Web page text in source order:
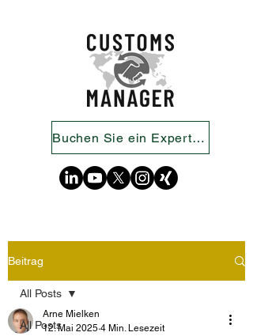
Buchen Sie ein Expertengespräch
Beitrag
All Posts
All Posts
Arne Mielken
12. Mai 2025 4 Min. Lesezeit